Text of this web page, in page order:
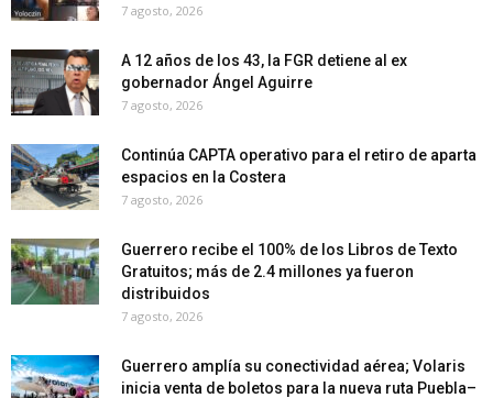
7 agosto, 2026
A 12 años de los 43, la FGR detiene al ex
gobernador Ángel Aguirre
7 agosto, 2026
Continúa CAPTA operativo para el retiro de aparta
espacios en la Costera
7 agosto, 2026
Guerrero recibe el 100% de los Libros de Texto
Gratuitos; más de 2.4 millones ya fueron
distribuidos
7 agosto, 2026
Guerrero amplía su conectividad aérea; Volaris
inicia venta de boletos para la nueva ruta Puebla–